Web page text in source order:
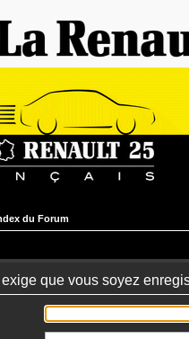
du Forum
exige que vous soyez